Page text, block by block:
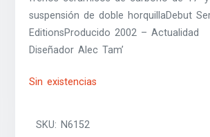
suspensión de doble horquillaDebut
EditionsProducido 2002 – Actualidad
Diseñador Alec Tam’
Sin existencias
SKU: N6152